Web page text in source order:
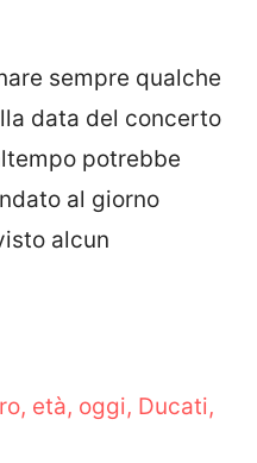
sempre qualche
data del concerto
potrebbe
al giorno
alcun
età, oggi, Ducati,